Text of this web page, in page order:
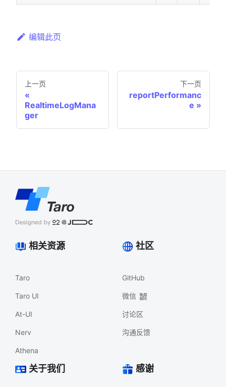
编辑此页
上一页
RealtimeLogMana
ger
下一页
reportPerformanc
e
相关资源
Taro
Taro UI
At-UI
Nerv
Athena
社区
GitHub
微信
讨论区
沟通反馈
关于我们 感谢